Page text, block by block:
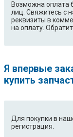
Возможна оплата
лиц. Свяжитесь с
реквизиты в
на оплату.
Я впервые
купить
Для покупки в
регистрация.